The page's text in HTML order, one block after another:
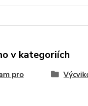
v kategoriích
pro